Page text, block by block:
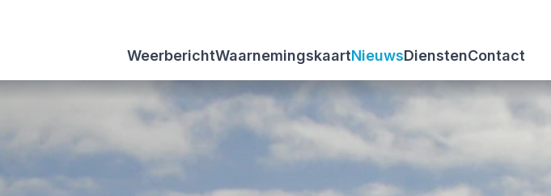
WeerberichtWaarnemingskaartNieuwsDienstenContact